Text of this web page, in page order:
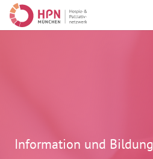
Information und Bildung